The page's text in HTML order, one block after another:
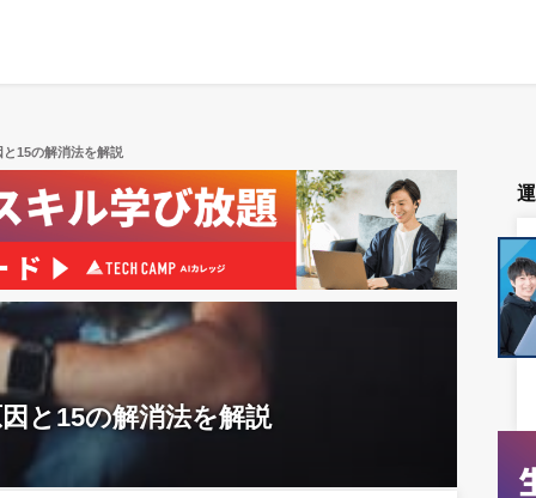
15の解消法を解説
と15の解消法を解説